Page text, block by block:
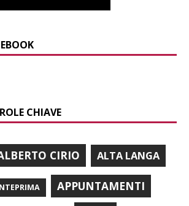
CHIAVE
CIRIO ALTA LANGA
APPUNTAMENTI